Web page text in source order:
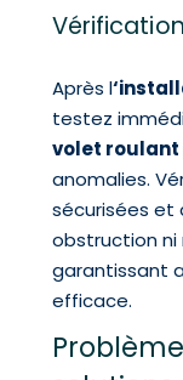
Après l
testez
volet roulant
anomalies.
sécurisées et
obstruction ni
garantissant
efficace.